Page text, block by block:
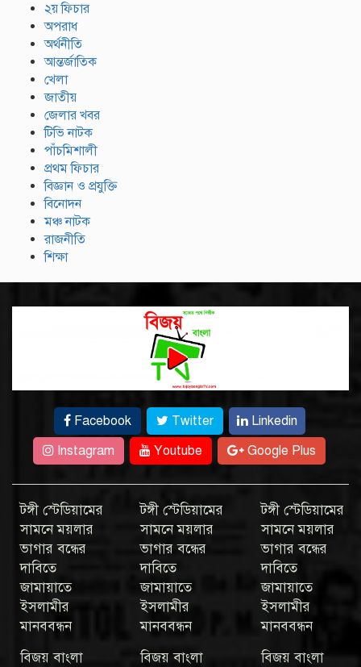
২য় ফিচার
অপরাধ
অর্থনীতি
আন্তর্জাতিক
খেলা
জাতীয়
জেলার খবর
টিভি নাটক
পাঁচমিশালী
প্রথম ফিচার
বিজ্ঞান ও প্রযুক্তি
বিনোদন
মঞ্চ নাটক
রাজনীতি
শিক্ষা
Facebook Twitter
Linkedin
Instagram
Youtube Google Plus
টঙ্গী স্টেডিয়ামের
সামনে ময়লার
ভাগার বন্ধের
দাবিতে
জামায়াতে
ইসলামীর
মানববন্ধন
বিজয় বাংলা
টঙ্গী স্টেডিয়ামের
সামনে ময়লার
ভাগার বন্ধের
দাবিতে
জামায়াতে
ইসলামীর
মানববন্ধন
বিজয় বাংলা
টঙ্গী স্টেডিয়ামের
সামনে ময়লার
ভাগার বন্ধের
দাবিতে
জামায়াতে
ইসলামীর
মানববন্ধন
বিজয় বাংলা